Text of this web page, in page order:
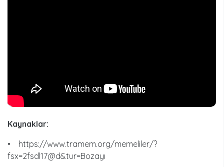
Kaynaklar:
• https://www.tramem.org/memeliler/?
fsx=2fsdl17@d&tur=Bozayı